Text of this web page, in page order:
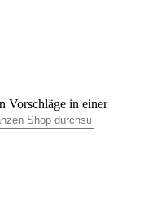
Vorschläge in einer